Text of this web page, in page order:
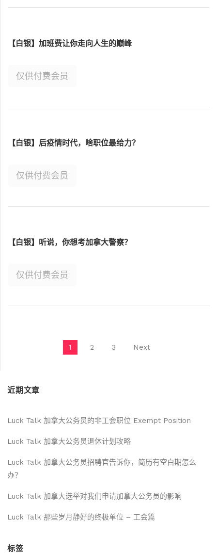
【白银】加班费让你走向人生的巅峰
仅供付费会员
【白银】后疫情时代，啥职位最给力？
仅供付费会员
【白银】听说，你想考加拿大警察？
仅供付费会员
文章导航
1 2 3 Next
近期文章
Luck Talk 加拿大公务员的非工会职位 Exempt Position
Luck Talk 加拿大公务员退休计划攻略
Luck Talk 加拿大公务员招聘官告诉你，简历有空白期怎么
办？
Luck Talk 加拿大选举对我们申请加拿大公务员的影响
Luck Talk 那些岁月静好的终极单位 – 工会篇
标签